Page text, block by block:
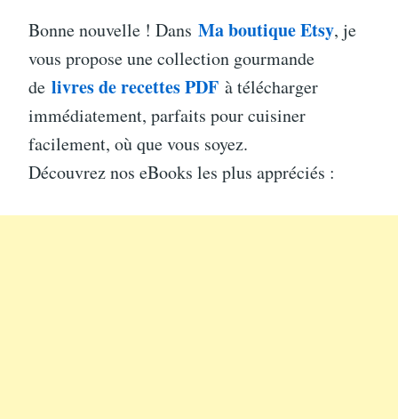
Bonne nouvelle ! Dans Ma boutique Etsy, je
vous propose une collection gourmande
de livres de recettes PDF à télécharger
immédiatement, parfaits pour cuisiner
facilement, où que vous soyez.
Découvrez nos eBooks les plus appréciés :